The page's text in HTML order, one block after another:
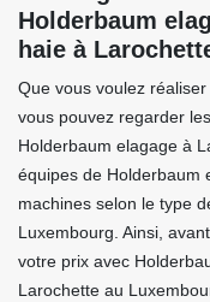
Holderbaum
haie à
Que vous voulez
vous pouvez regarder
Holderbaum elagage à
équipes de Holderbaum
machines selon le type
Luxembourg. Ainsi,
votre prix avec
Larochette au